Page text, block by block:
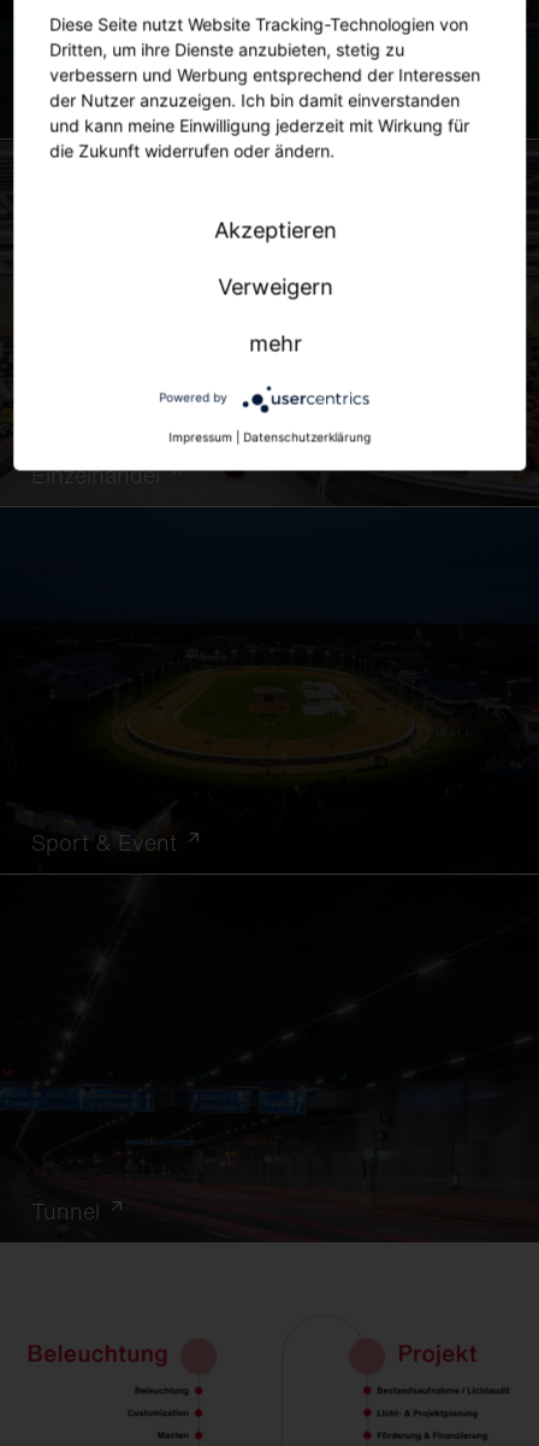
Stadt
Einzelhandel
Sport & Event
Tunnel
Diese Seite nutzt Website Tracking-Technologien von
Dritten, um ihre Dienste anzubieten, stetig zu
verbessern und Werbung entsprechend der Interessen
der Nutzer anzuzeigen. Ich bin damit einverstanden
und kann meine Einwilligung jederzeit mit Wirkung für
die Zukunft widerrufen oder ändern.
Akzeptieren
Verweigern
mehr
Powered by
Impressum | Datenschutzerklärung